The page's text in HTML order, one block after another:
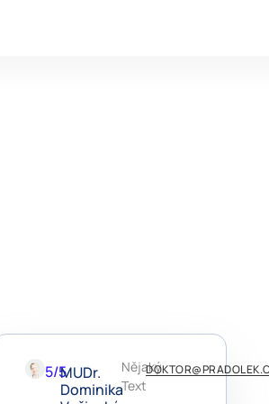
5/5MUDr.
Dominika
Nějaký
Text